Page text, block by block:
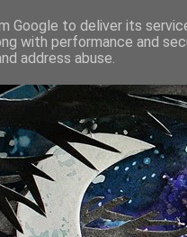
Google to deliver its
with performance and
address abuse.